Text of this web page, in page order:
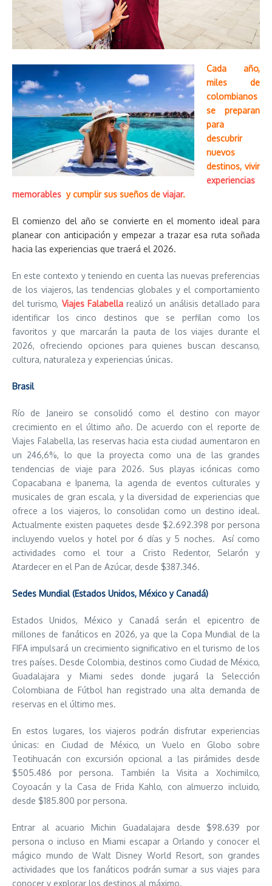
Cada año,
miles de
colombianos
se preparan
para
descubrir
nuevos
destinos, vivir
experiencias
memorables y cumplir sus sueños de viajar.
El comienzo del año se convierte en el momento ideal para
planear con anticipación y empezar a trazar esa ruta soñada
hacia las experiencias que traerá el 2026.
En este contexto y teniendo en cuenta las nuevas preferencias
de los viajeros, las tendencias globales y el comportamiento
del turismo, Viajes Falabellarealizó un análisis detallado para
identificar los cinco destinos que se perfilan como los
favoritos y que marcarán la pauta de los viajes durante el
2026, ofreciendo opciones para quienes buscan descanso,
cultura, naturaleza y experiencias únicas.
Brasil
Río de Janeiro se consolidó como el destino con mayor
crecimiento en el último año. De acuerdo con el reporte de
Viajes Falabella, las reservas hacia esta ciudad aumentaron en
un 246,6%, lo que la proyecta como una de las grandes
tendencias de viaje para 2026. Sus playas icónicas como
Copacabana e Ipanema, la agenda de eventos culturales y
musicales de gran escala, y la diversidad de experiencias que
ofrece a los viajeros, lo consolidan como un destino ideal.
Actualmente existen paquetes desde $2.692.398 por persona
incluyendo vuelos y hotel por 6 días y 5 noches. Así como
actividades como el tour a Cristo Redentor, Selarón y
Atardecer en el Pan de Azúcar, desde $387.346.
Sedes Mundial (Estados Unidos, México y Canadá)
Estados Unidos, México y Canadá serán el epicentro de
millones de fanáticos en 2026, ya que la Copa Mundial de la
FIFA impulsará un crecimiento significativo en el turismo de los
tres países. Desde Colombia, destinos como Ciudad de México,
Guadalajara y Miami sedes donde jugará la Selección
Colombiana de Fútbol han registrado una alta demanda de
reservas en el último mes.
En estos lugares, los viajeros podrán disfrutar experiencias
únicas: en Ciudad de México, un Vuelo en Globo sobre
Teotihuacán con excursión opcional a las pirámides desde
$505.486 por persona. También la Visita a Xochimilco,
Coyoacán y la Casa de Frida Kahlo, con almuerzo incluido,
desde $185.800 por persona.
Entrar al acuario Michin Guadalajara desde $98.639 por
persona o incluso en Miami escapar a Orlando y conocer el
mágico mundo de Walt Disney World Resort, son grandes
actividades que los fanáticos podrán sumar a sus viajes para
conocer y explorar los destinos al máximo.